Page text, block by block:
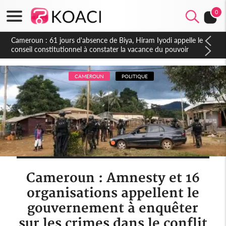
0
Côte d'Ivoire : Fin de la pagaille au PDCI-RDA, Lessiehi bannit
les mouvements sauvages
CAMEROUN POLITIQUE
Cameroun : Amnesty et 16
organisations appellent le
gouvernement à enquêter